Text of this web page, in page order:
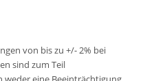
von bis zu +/- 2% bei
sind zum Teil